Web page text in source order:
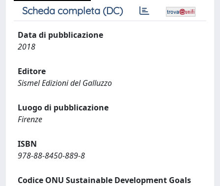
Scheda completa (DC)
Data di pubblicazione
2018
Editore
Sismel Edizioni del Galluzzo
Luogo di pubblicazione
Firenze
ISBN
978-88-8450-889-8
Codice ONU Sustainable Development Goals